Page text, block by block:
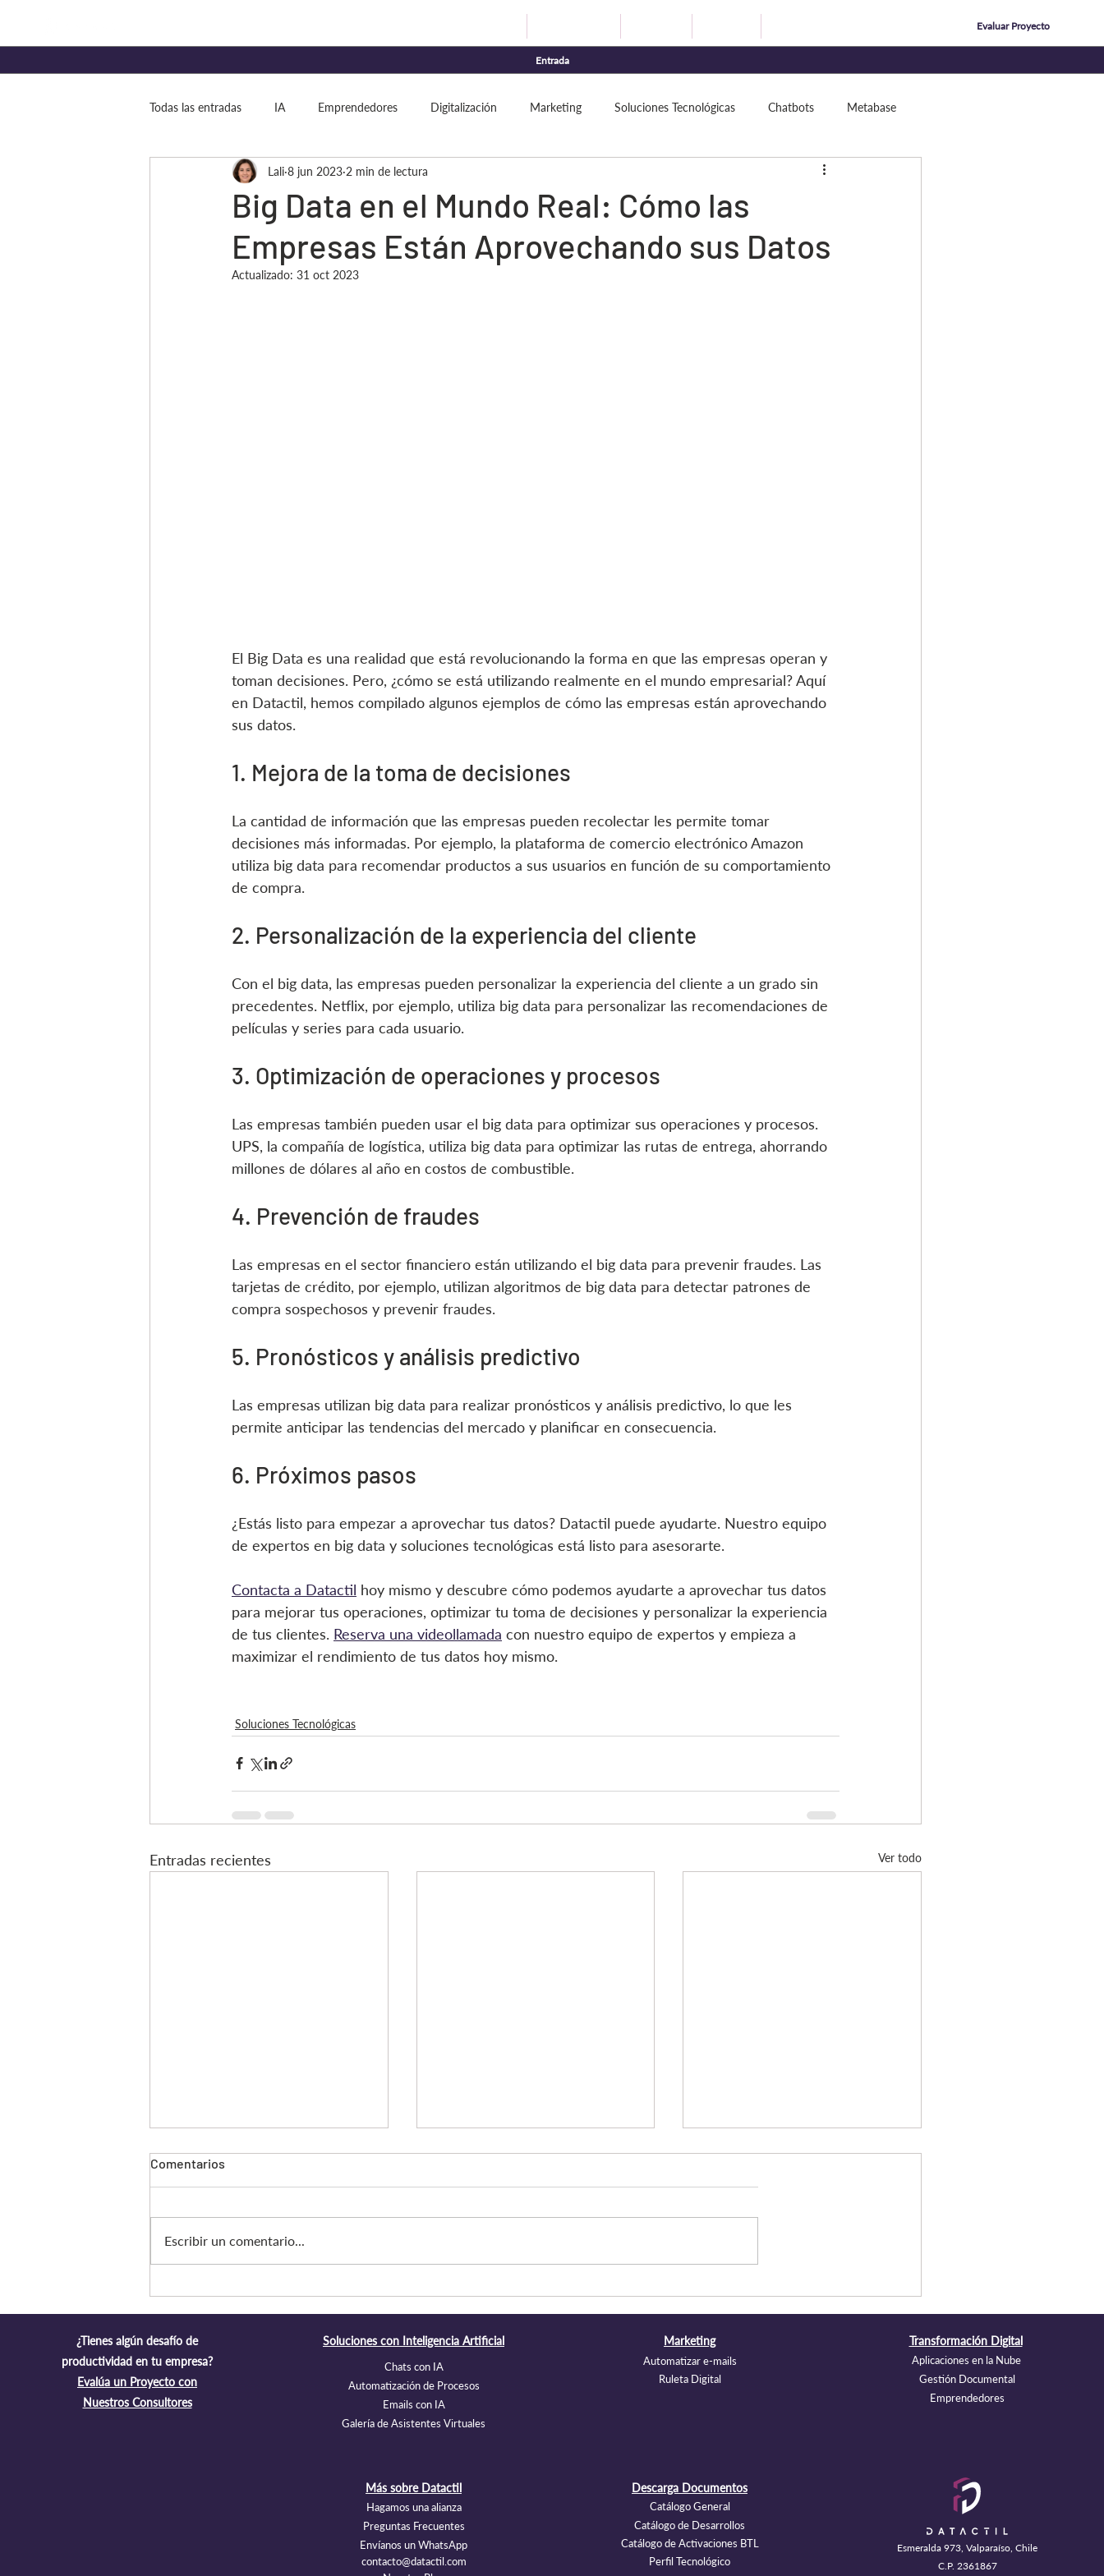
Evaluar Proyecto
Entrada
Todas las entradas IA Emprendedores Digitalización Marketing Soluciones Tecnológicas Chatbots Metabase
Big Data en el Mundo Real: Cómo las
Empresas Están Aprovechando sus Datos
Lali 8 jun 2023 2 min de lectura
Actualizado: 31 oct 2023
El Big Data es una realidad que está revolucionando la forma en que las empresas operan y
toman decisiones. Pero, ¿cómo se está utilizando realmente en el mundo empresarial? Aquí
en Datactil, hemos compilado algunos ejemplos de cómo las empresas están aprovechando
sus datos.
1. Mejora de la toma de decisiones
La cantidad de información que las empresas pueden recolectar les permite tomar
decisiones más informadas. Por ejemplo, la plataforma de comercio electrónico Amazon
utiliza big data para recomendar productos a sus usuarios en función de su comportamiento
de compra.
2. Personalización de la experiencia del cliente
Con el big data, las empresas pueden personalizar la experiencia del cliente a un grado sin
precedentes. Netflix, por ejemplo, utiliza big data para personalizar las recomendaciones de
películas y series para cada usuario.
3. Optimización de operaciones y procesos
Las empresas también pueden usar el big data para optimizar sus operaciones y procesos.
UPS, la compañía de logística, utiliza big data para optimizar las rutas de entrega, ahorrando
millones de dólares al año en costos de combustible.
4. Prevención de fraudes
Las empresas en el sector financiero están utilizando el big data para prevenir fraudes. Las
tarjetas de crédito, por ejemplo, utilizan algoritmos de big data para detectar patrones de
compra sospechosos y prevenir fraudes.
5. Pronósticos y análisis predictivo
Las empresas utilizan big data para realizar pronósticos y análisis predictivo, lo que les
permite anticipar las tendencias del mercado y planificar en consecuencia.
6. Próximos pasos
¿Estás listo para empezar a aprovechar tus datos? Datactil puede ayudarte. Nuestro equipo
de expertos en big data y soluciones tecnológicas está listo para asesorarte.
Contacta a Datactil hoy mismo y descubre cómo podemos ayudarte a aprovechar tus datos
para mejorar tus operaciones, optimizar tu toma de decisiones y personalizar la experiencia
de tus clientes. Reserva una videollamada con nuestro equipo de expertos y empieza a
maximizar el rendimiento de tus datos hoy mismo.
Soluciones Tecnológicas
Entradas recientes Ver todo
completo
21.719
Comentarios
Escribir un comentario...
¿Tienes algún desafío de
productividad en tu empresa?
Evalúa un Proyecto con
Nuestros Consultores
Soluciones con Inteligencia Artificial
Chats con IA
Automatización de Procesos
Emails con IA
Galería de Asistentes Virtuales
Marketing
Automatizar e-mails
Ruleta Digital
Transformación Digital
Aplicaciones en la Nube
Gestión Documental
Emprendedores
Más sobre Datactil
Hagamos una alianza
Preguntas Frecuentes
Envíanos un WhatsApp
contacto@datactil.com
Catálogo General
Descarga Documentos
Perfil Tecnológico
Catálogo de Activaciones BTL
Catálogo de Desarrollos
Esmeralda 973, Valparaíso, Chile
C.P. 2361867